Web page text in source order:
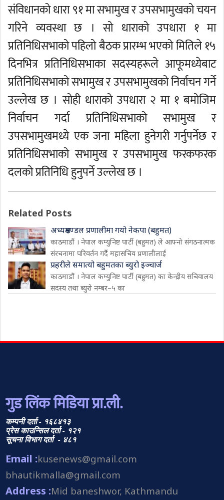
संविधानको धारा ९१ मा सभामुख र उपसभामुखको चयन
गरिने व्यवस्था छ । सो धाराको उपधारा १ मा
प्रतिनिधिसभाको पहिलो बैठक प्रारम्भ भएको मितिले १५
दिनभित्र प्रतिनिधिसभाका सदस्यहरूले आफूमध्येबाट
प्रतिनिधिसभाको सभामुख र उपसभामुखको निर्वाचन गर्ने
उल्लेख छ । सोही धाराको उपधारा २ मा १ बमोजिम
निर्वाचन गर्दा प्रतिनिधिसभाको सभामुख र
उपसभामुखमध्ये एक जना महिला हुनेगरी गर्नुपर्नेछ र
प्रतिनिधिसभाको सभामुख र उपसभामुख फरकफरक
दलको प्रतिनिधि हुनुपर्ने उल्लेख छ ।
Related Posts
अध्यक्षमण्डल प्रणालीमा गयो नेकपा (बहुमत)
काठमाडौं । नेपाल कम्युनिष्ट पार्टी (बहुमत) ले आफ्नो संगठनात्मक
संरचनामा परिवर्तन गर्दै महासचिव प्रणालीलाई
प्रहरीले समात्यो बहुमतका ब्युरो इञ्चार्ज
काठमाडौं । नेपाल कम्युनिष्ट पार्टी (बहुमत) का केन्द्रीय सचिवालय
सदस्य तथा ब्युरो नम्बर–५ का
गुड लिंक मिडिया प्रा.ली.
कम्पनी दर्ता - १६८४१३
प्रेस काउन्सिल दर्ता - १२१
सूचना विभाग दर्ता - ४८१
Email :kusenews@gmail.com
bhautikmalla@gmail.com
Address :Mid baneshwor, Kathmandu